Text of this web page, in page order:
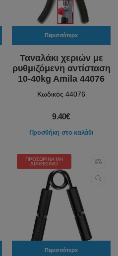
Περισσότερα
Ταναλάκι χεριών με
ρυθμιζόμενη αντίσταση
10-40kg Amila 44076
Κωδικός 44076
9.40€
Προσθήκη στο καλάθι
ΠΡΟΣΩΡΙΝΆ ΜΗ
ΔΙΑΘΈΣΙΜΟ
Περισσότερα